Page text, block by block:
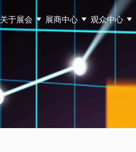
关于展会 展商中心 观众中心